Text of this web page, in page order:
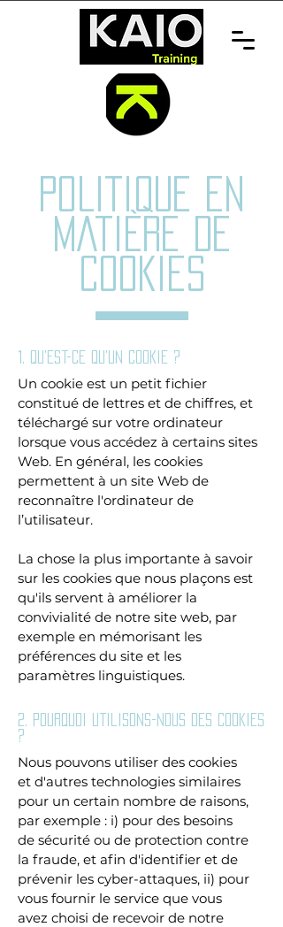
POLITIQUE EN
MATIÈRE DE
COOKIES
1. Qu'est-ce qu'un cookie ?
Un cookie est un petit fichier
constitué de lettres et de chiffres, et
téléchargé sur votre ordinateur
lorsque vous accédez à certains sites
Web. En général, les cookies
permettent à un site Web de
reconnaître l'ordinateur de
l’utilisateur.
La chose la plus importante à savoir
sur les cookies que nous plaçons est
qu'ils servent à améliorer la
convivialité de notre site web, par
exemple en mémorisant les
préférences du site et les
paramètres linguistiques.
2. Pourquoi utilisons-nous des cookies
?
Nous pouvons utiliser des cookies
et d'autres technologies similaires
pour un certain nombre de raisons,
par exemple : i) pour des besoins
de sécurité ou de protection contre
la fraude, et afin d'identifier et de
prévenir les cyber-attaques, ii) pour
vous fournir le service que vous
avez choisi de recevoir de notre